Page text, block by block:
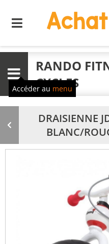
Menu
Menu
RANDO
CYCLES
Accéder au menu
Produit
DRAISIENNE
BLANC/